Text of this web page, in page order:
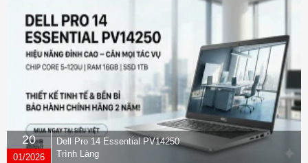
20
01/2026
Dell Pro 14 Essential PV14250
Trình Làng